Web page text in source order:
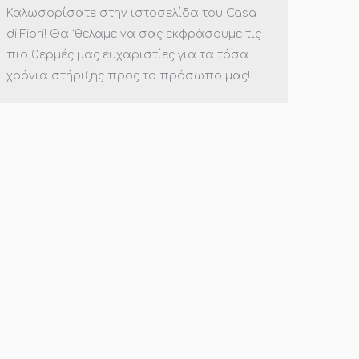
Καλωσορίσατε στην ιστοσελίδα του Casa
di Fiori! Θα ‘θελαμε να σας εκφράσουμε τις
πιο θερμές μας ευχαριστίες για τα τόσα
χρόνια στήριξης προς το πρόσωπο μας!